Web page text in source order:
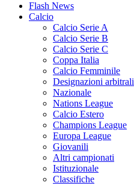
Flash News
Calcio
Calcio Serie A
Calcio Serie B
Calcio Serie C
Coppa Italia
Calcio Femminile
Designazioni arbitrali
Nazionale
Nations League
Calcio Estero
Champions League
Europa League
Giovanili
Altri campionati
Istituzionale
Classifiche